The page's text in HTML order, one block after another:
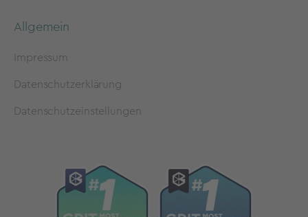
Allgemein
Impressum
Datenschutzerklärung
Datenschutzeinstellungen